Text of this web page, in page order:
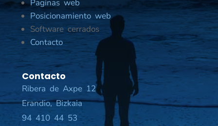
Paginas web
Posicionamiento web
Software cerrados
Contacto
Contacto
Ribera de Axpe 12
Erandio, Bizkaia
94 410 44 53